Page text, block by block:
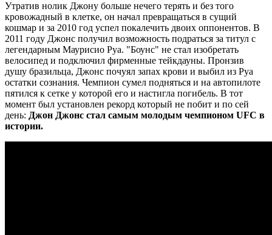
Утратив нолик Джону больше нечего терять и без того
кровожадный в клетке, он начал превращаться в сущий
кошмар и за 2010 год успел покалечить двоих оппонентов. В
2011 году Джонс получил возможность подраться за титул с
легендарным Маурисио Руа. "Боунс" не стал изобретать
велосипед и подключил фирменные тейкдауны. Пронзив
душу бразильца, Джонс почуял запах крови и выбил из Руа
остатки сознания. Чемпион сумел подняться и на автопилоте
пятился к сетке у которой его и настигла погибель. В тот
момент был установлен рекорд который не побит и по сей
день: Джон Джонс стал самым молодым чемпионом UFC в
истории.